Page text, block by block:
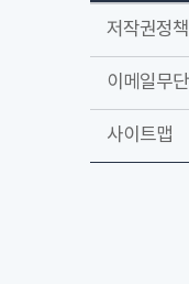
저작권정책
이메일무
사이트맵